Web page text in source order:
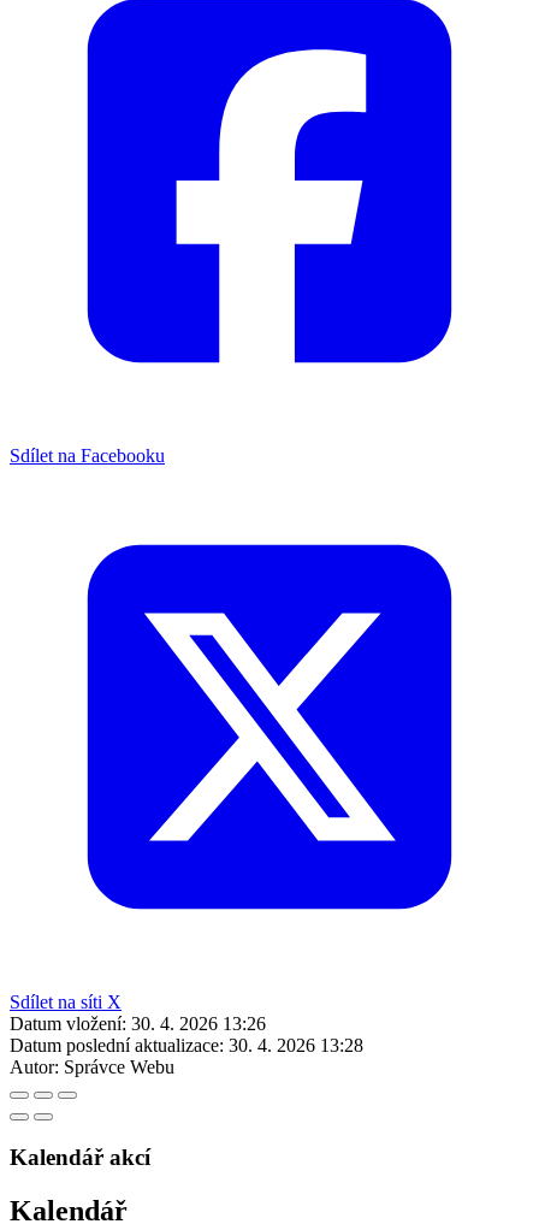
Sdílet na Facebooku
Sdílet na síti X
Datum vložení: 30. 4. 2026 13:26
Datum poslední aktualizace: 30. 4. 2026 13:28
Autor: Správce Webu
Kalendář akcí
Kalendář